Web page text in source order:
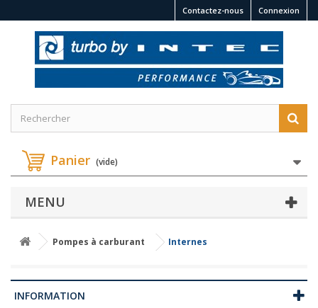
Connexion
Contactez-nous
Panier (vide)
MENU
Pompes à carburant Internes
INFORMATION